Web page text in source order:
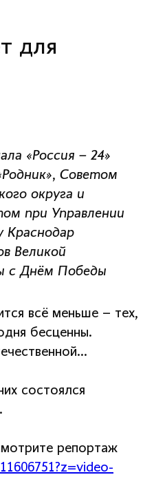
для
«Россия – 24»
Советом
округа и
при Управлении
Краснодар
Великой
с Днём Победы
всё меньше – тех,
бесценны.
состоялся
репортаж